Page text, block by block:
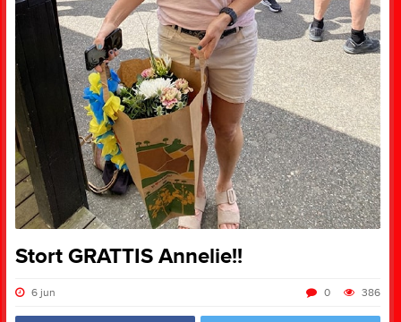
Stort GRATTIS Annelie!!
6 jun 386
0